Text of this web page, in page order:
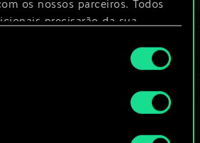
os nossos parceiros. Todos
precisarão da sua
todos os detalhes sobre o uso
ajustar as suas preferências
abaixo.